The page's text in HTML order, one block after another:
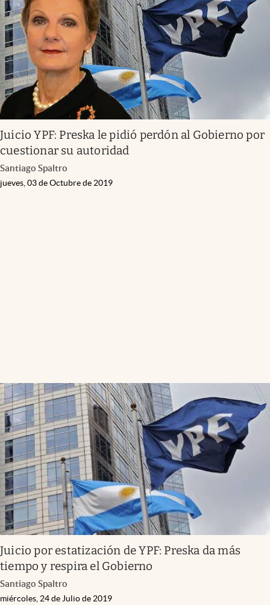
Juicio YPF: Preska le pidió perdón al Gobierno por
cuestionar su autoridad
Santiago Spaltro
jueves, 03 de Octubre de 2019
Juicio por estatización de YPF: Preska da más
tiempo y respira el Gobierno
Santiago Spaltro
miércoles, 24 de Julio de 2019